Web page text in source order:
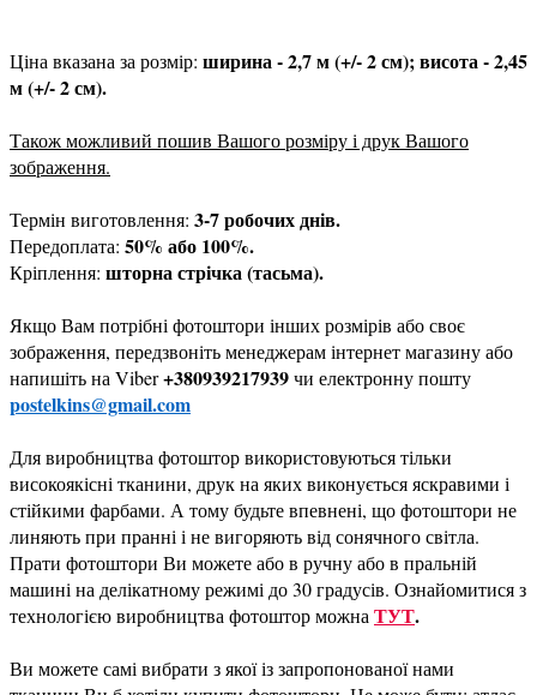
Ціна вказана за розмір: ширина - 2,7 м (+/- 2 см); висота - 2,45
м (+/- 2 см).
Також можливий пошив Вашого розміру і друк Вашого
зображення.
Термін виготовлення: 3-7 робочих днів.
Передоплата: 50% або 100%.
Кріплення: шторна стрічка (тасьма).
Якщо Вам потрібні фотоштори інших розмірів або своє
зображення, передзвоніть менеджерам інтернет магазину або
напишіть на Viber+380939217939чи електронну пошту
postelkins@gmail.com
Для виробництва фотоштор використовуються тільки
високоякісні тканини, друк на яких виконується яскравими і
стійкими фарбами. А тому будьте впевнені, що фотоштори не
линяють при пранні і не вигоряють від сонячного світла.
Прати фотоштори Ви можете або в ручну або в пральній
машині на делікатному режимі до 30 градусів. Ознайомитися з
технологією виробництва фотоштор можна ТУТ.
Ви можете самі вибрати з якої із запропонованої нами